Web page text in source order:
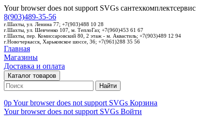
Your browser does not support SVGs сантехкомплектсервис
8(903)489-35-56
г.Шахты, ул. Ленина 77; +7(903)488 10 28
г.Шахты, ул. Шевченко 107, м. ТеплоГаз; +7(960)453 61 67
г.Шахты, пер. Комиссаровский 80, 2 этаж - м. Аквастиль; +7(903)489 12 94
г.Новочеркасск, Харьковское шоссе, 36; +7(961)288 35 56
Главная
Магазины
Доставка и оплата
Каталог товаров
Найти
0pYour browser does not support SVGs Корзина
Your browser does not support SVGs Войти